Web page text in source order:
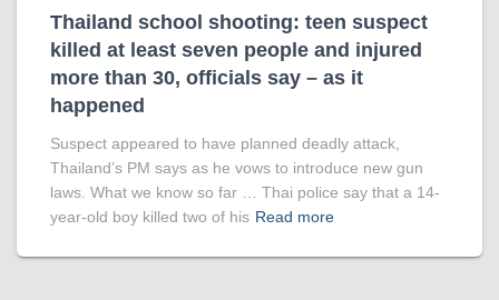
Thailand school shooting: teen suspect
killed at least seven people and injured
more than 30, officials say – as it
happened
Suspect appeared to have planned deadly attack,
Thailand’s PM says as he vows to introduce new gun
laws. What we know so far … Thai police say that a 14-
year-old boy killed two of his Read more